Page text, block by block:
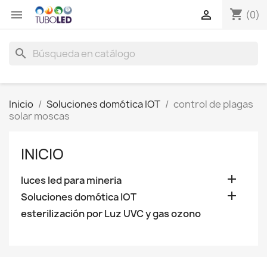
 shopping_cart (0)

search
Inicio Soluciones domótica IOT
control de plagas
solar moscas
INICIO
luces led para mineria 
Soluciones domótica IOT 
esterilización por Luz UVC y gas ozono